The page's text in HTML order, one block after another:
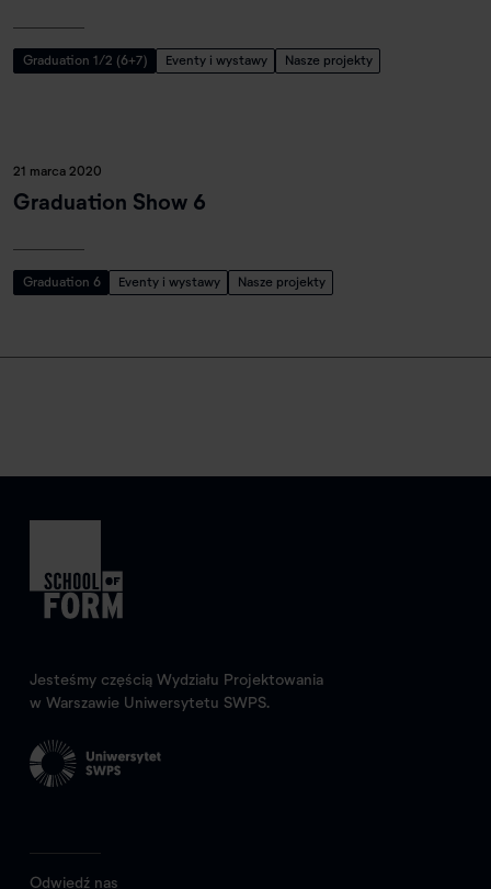
Graduation 1/2 (6+7) Eventy i wystawy Nasze projekty
21 marca 2020
Graduation Show 6
Graduation 6 Eventy i wystawy Nasze projekty
Jesteśmy częścią Wydziału Projektowania
w Warszawie Uniwersytetu SWPS.
Odwiedź nas